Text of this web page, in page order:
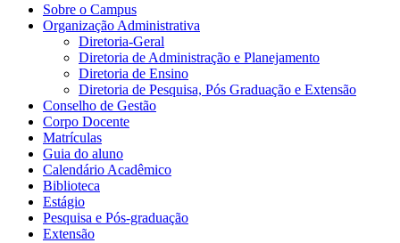
Sobre o Campus
Organização Administrativa
Diretoria-Geral
Diretoria de Administração e Planejamento
Diretoria de Ensino
Diretoria de Pesquisa, Pós Graduação e Extensão
Conselho de Gestão
Corpo Docente
Matrículas
Guia do aluno
Calendário Acadêmico
Biblioteca
Estágio
Pesquisa e Pós-graduação
Extensão